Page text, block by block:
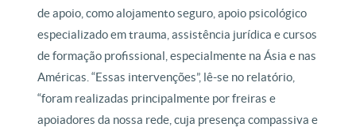
de apoio, como alojamento seguro, apoio psicológico
especializado em trauma, assistência jurídica e cursos
de formação profissional, especialmente na Ásia e nas
Américas. “Essas intervenções”, lê-se no relatório,
“foram realizadas principalmente por freiras e
apoiadores da nossa rede, cuja presença compassiva e